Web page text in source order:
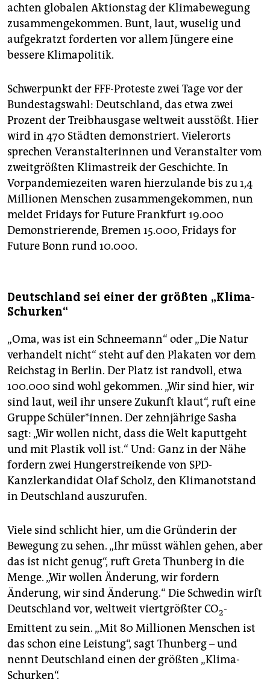
achten globalen Aktionstag der Klimabewegung
zusammengekommen. Bunt, laut, wuselig und
aufgekratzt forderten vor allem Jüngere eine
bessere Klimapolitik.
Schwerpunkt der FFF-Proteste zwei Tage vor der
Bundestagswahl: Deutschland, das etwa zwei
Prozent der Treib­hausgase weltweit ausstößt. Hier
wird in 470 Städten demonstriert. Vielerorts
sprechen Veranstalterinnen und Veranstalter vom
zweitgrößten Klimastreik der Geschichte. In
Vorpandemiezeiten waren hierzulande bis zu 1,4
Millionen Menschen zusammengekommen, nun
meldet Fridays for Future Frankfurt 19.000
Demonstrierende, Bremen 15.000, Fridays for
Future Bonn rund 10.000.
Deutschland sei einer der größten „Klima-
Schurken“
„Oma, was ist ein Schneemann“ oder „Die Natur
verhandelt nicht“ steht auf den Plakaten vor dem
Reichstag in Berlin. Der Platz ist randvoll, etwa
100.000 sind wohl gekommen. „Wir sind hier, wir
sind laut, weil ihr unsere Zukunft klaut“, ruft eine
Gruppe Schüler*innen. Der zehnjährige Sasha
sagt: „Wir wollen nicht, dass die Welt kaputtgeht
und mit Plastik voll ist.“ Und: Ganz in der Nähe
fordern zwei Hungerstreikende von SPD-
Kanzlerkandidat Olaf Scholz, den Klimanotstand
in Deutschland auszurufen.
Viele sind schlicht hier, um die Gründerin der
Bewegung zu sehen. „Ihr müsst wählen gehen, aber
das ist nicht genug“, ruft Greta Thunberg in die
Menge. „Wir wollen Änderung, wir ­fordern
Änderung, wir sind Änderung.“ Die Schwedin wirft
Deutschland vor, weltweit viertgrößter CO2-
Emittent zu sein. „Mit 80 Millionen Menschen ist
das schon eine Leistung“, sagt Thunberg – und
nennt Deutschland einen der größten „Klima-
Schurken“.